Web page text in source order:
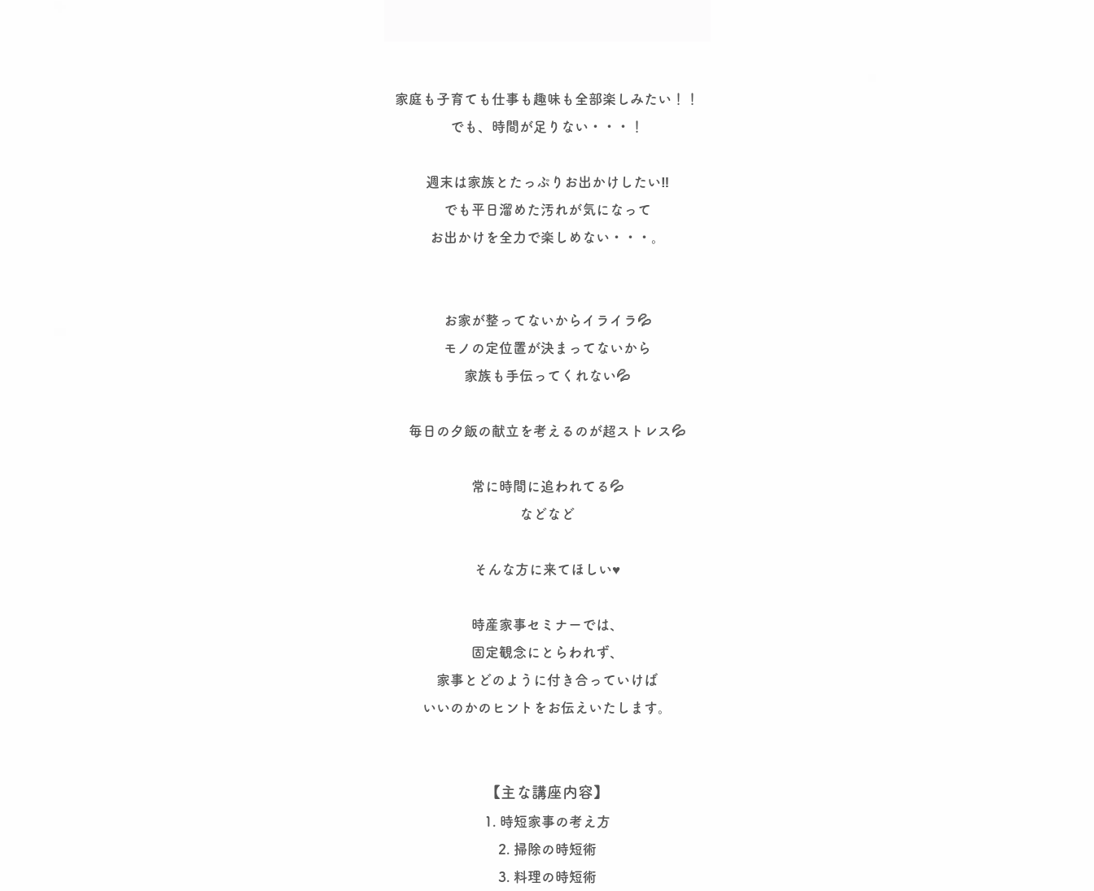
家庭も子育ても仕事も趣味も全部楽しみたい！！
でも、時間が足りない・・・！
週末は家族とたっぷりお出かけしたい‼️
でも平日溜めた汚れが気になって
お出かけを全力で楽しめない・・・。
お家が整ってないからイライラ💦
モノの定位置が決まってないから
家族も手伝ってくれない💦
毎日の夕飯の献立を考えるのが超ストレス💦
常に時間に追われてる💦
などなど
そんな方に来てほしい♥️
時産家事セミナーでは、
固定観念にとらわれず、
家事とどのように付き合っていけば
いいのかのヒントをお伝えいたします。
【主な講座内容】
1. 時短家事の考え方
2. 掃除の時短術
3. 料理の時短術